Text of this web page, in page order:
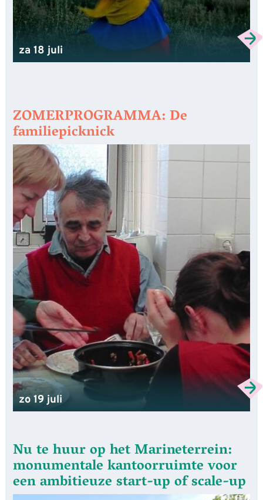
za 18 juli
ZOMERPROGRAMMA: De
familiepicknick
zo 19 juli
Nu te huur op het Marineterrein:
monumentale kantoorruimte voor
een ambitieuze start-up of scale-up